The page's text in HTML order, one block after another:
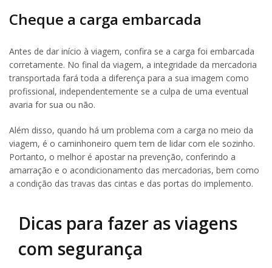
Cheque a carga embarcada
Antes de dar início à viagem, confira se a carga foi embarcada
corretamente. No final da viagem, a integridade da mercadoria
transportada fará toda a diferença para a sua imagem como
profissional, independentemente se a culpa de uma eventual
avaria for sua ou não.
Além disso, quando há um problema com a carga no meio da
viagem, é o caminhoneiro quem tem de lidar com ele sozinho.
Portanto, o melhor é apostar na prevenção, conferindo a
amarração e o acondicionamento das mercadorias, bem como
a condição das travas das cintas e das portas do implemento.
Dicas para fazer as viagens
com segurança